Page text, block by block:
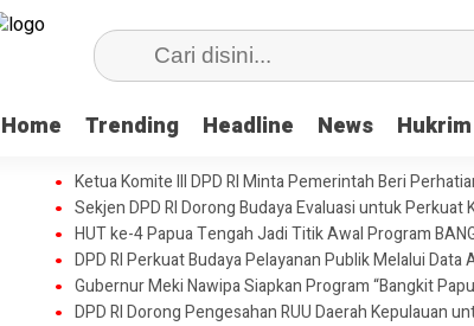
Home Trending Headline News Hukrim
Ketua Komite III DPD RI Minta Pemerintah Beri
Sekjen DPD RI Dorong Budaya Evaluasi untuk Perkuat
HUT ke-4 Papua Tengah Jadi Titik Awal Program
DPD RI Perkuat Budaya Pelayanan Publik Melalui
Gubernur Meki Nawipa Siapkan Program “Bangkit
DPD RI Dorong Pengesahan RUU Daerah Kepulauan